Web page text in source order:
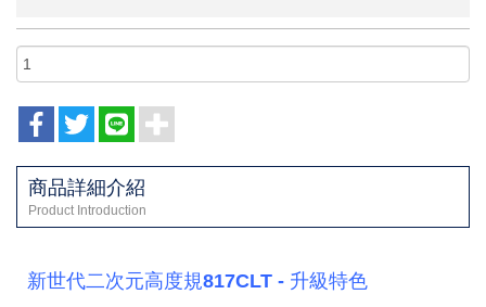
商品詳細介紹
Product Introduction
新世代二次元高度規817CLT - 升級特色